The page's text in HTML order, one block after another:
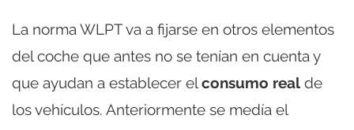
La norma WLPT va a fijarse en otros elementos
del coche que antes no se tenían en cuenta y
que ayudan a establecer elconsumo real de
los vehículos. Anteriormente se medía el